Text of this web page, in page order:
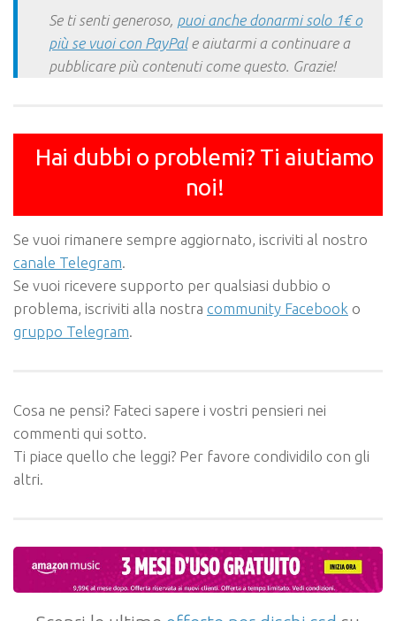
Se ti senti generoso, puoi anche donarmi solo 1€ o
più se vuoi con PayPale aiutarmi a continuare a
pubblicare più contenuti come questo. Grazie!
Hai dubbi o problemi? Ti aiutiamo
noi!
Se vuoi rimanere sempre aggiornato, iscriviti al nostro
canale Telegram.
Se vuoi ricevere supporto per qualsiasi dubbio o
problema, iscriviti alla nostra community Facebook o
gruppo Telegram.
Cosa ne pensi? Fateci sapere i vostri pensieri nei
commenti qui sotto.
Ti piace quello che leggi? Per favore condividilo con gli
altri.